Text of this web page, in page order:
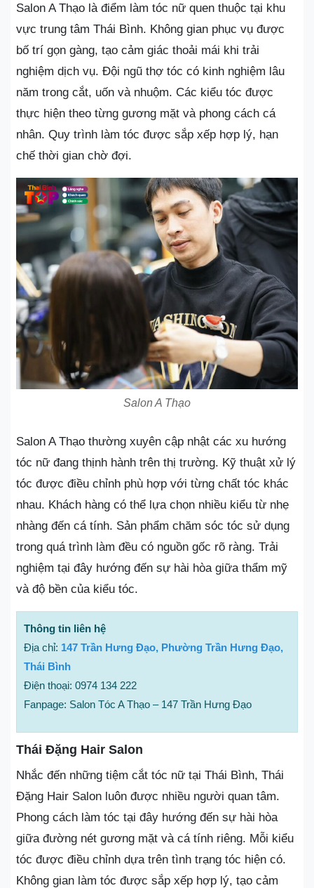
Salon A Thạo là điểm làm tóc nữ quen thuộc tại khu
vực trung tâm Thái Bình. Không gian phục vụ được
bố trí gọn gàng, tạo cảm giác thoải mái khi trải
nghiệm dịch vụ. Đội ngũ thợ tóc có kinh nghiệm lâu
năm trong cắt, uốn và nhuộm. Các kiểu tóc được
thực hiện theo từng gương mặt và phong cách cá
nhân. Quy trình làm tóc được sắp xếp hợp lý, hạn
chế thời gian chờ đợi.
Salon A Thạo
Salon A Thạo thường xuyên cập nhật các xu hướng
tóc nữ đang thịnh hành trên thị trường. Kỹ thuật xử lý
tóc được điều chỉnh phù hợp với từng chất tóc khác
nhau. Khách hàng có thể lựa chọn nhiều kiểu từ nhẹ
nhàng đến cá tính. Sản phẩm chăm sóc tóc sử dụng
trong quá trình làm đều có nguồn gốc rõ ràng. Trải
nghiệm tại đây hướng đến sự hài hòa giữa thẩm mỹ
và độ bền của kiểu tóc.
Thông tin liên hệ
Địa chỉ: 147 Trần Hưng Đạo, Phường Trần Hưng Đạo,
Thái Bình
Điện thoại: 0974 134 222
Fanpage: Salon Tóc A Thạo – 147 Trần Hưng Đạo
Thái Đặng Hair Salon
Nhắc đến những tiệm cắt tóc nữ tại Thái Bình, Thái
Đặng Hair Salon luôn được nhiều người quan tâm.
Phong cách làm tóc tại đây hướng đến sự hài hòa
giữa đường nét gương mặt và cá tính riêng. Mỗi kiểu
tóc được điều chỉnh dựa trên tình trạng tóc hiện có.
Không gian làm tóc được sắp xếp hợp lý, tạo cảm